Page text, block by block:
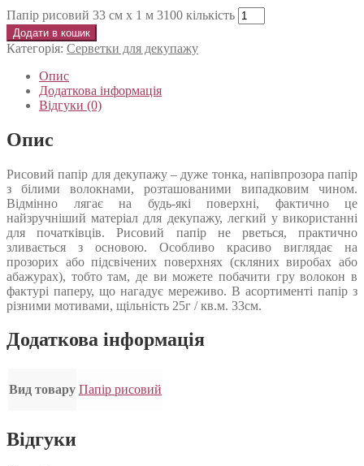
Папір рисовий 33 см х 1 м 3100 кількість
Додати в кошик
Категорія: Серветки для декупажу
Опис
Додаткова інформація
Відгуки (0)
Опис
Рисовий папір для декупажу – дуже тонка, напівпрозора папір
з білими волокнами, розташованими випадковим чином.
Відмінно лягає на будь-які поверхні, фактично це
найзручніший матеріал для декупажу, легкий у використанні
для початківців. Рисовий папір не рветься, практично
зливається з основою. Особливо красиво виглядає на
прозорих або підсвічених поверхнях (скляних виробах або
абажурах), тобто там, де ви можете побачити гру волокон в
фактурі паперу, що нагадує мереживо. В асортименті папір з
різними мотивами, щільність 25г / кв.м. 33см.
Додаткова інформація
Вид товару Папір рисовий
Відгуки